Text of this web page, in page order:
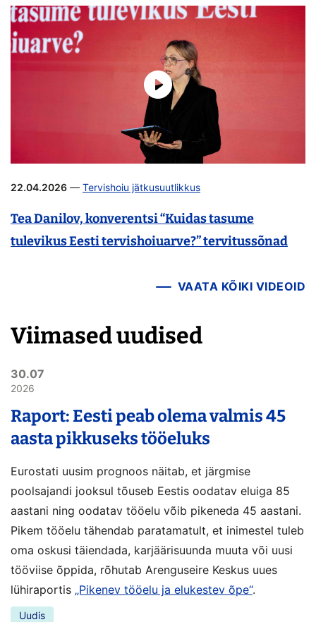
22.04.2026 — Tervishoiu jätkusuutlikkus
Tea Danilov, konverentsi “Kuidas tasume
tulevikus Eesti tervishoiuarve?” tervitussõnad
VAATA KÕIKI VIDEOID
Viimased uudised
30.07
2026
Raport: Eesti peab olema valmis 45
aasta pikkuseks tööeluks
Eurostati uusim prognoos näitab, et järgmise
poolsajandi jooksul tõuseb Eestis oodatav eluiga 85
aastani ning oodatav tööelu võib pikeneda 45 aastani.
Pikem tööelu tähendab paratamatult, et inimestel tuleb
oma oskusi täiendada, karjäärisuunda muuta või uusi
tööviise õppida, rõhutab Arenguseire Keskus uues
lühiraportis „Pikenev tööelu ja elukestev õpe“.
Uudis